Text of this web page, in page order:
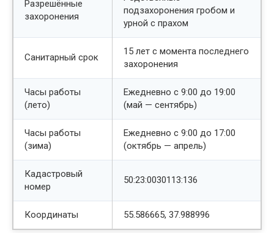
Разрешённые
захоронения
подзахоронения гробом и
урной с прахом
Санитарный срок
15 лет с момента последнего
захоронения
Часы работы
(лето)
Ежедневно с 9:00 до 19:00
(май — сентябрь)
Часы работы
(зима)
Ежедневно с 9:00 до 17:00
(октябрь — апрель)
Кадастровый
номер
50:23:0030113:136
Координаты 55.586665, 37.988996